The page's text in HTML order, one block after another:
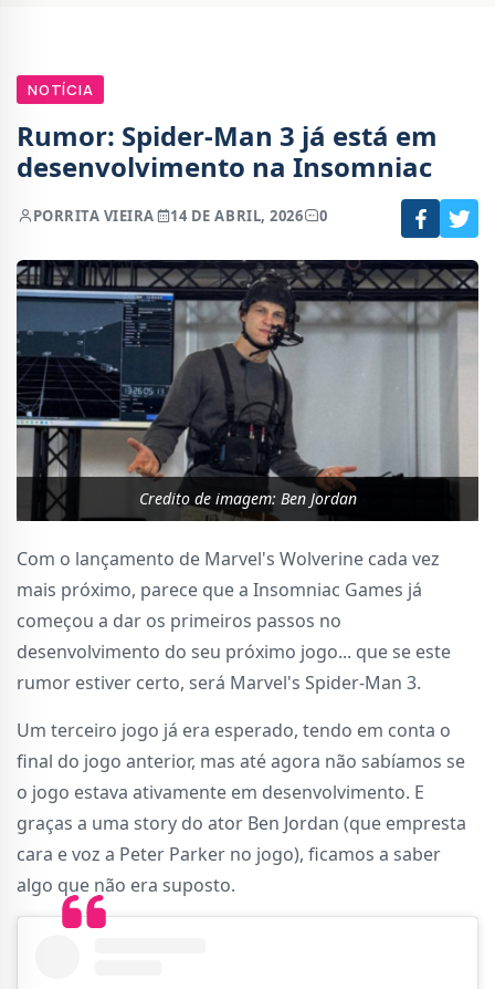
NOTÍCIA
Rumor: Spider-Man 3 já está em
desenvolvimento na Insomniac
PORRITA VIEIRA 14 DE ABRIL, 2026 0
Credito de imagem: Ben Jordan
Com o lançamento de Marvel's Wolverine cada vez
mais próximo, parece que a Insomniac Games já
começou a dar os primeiros passos no
desenvolvimento do seu próximo jogo... que se este
rumor estiver certo, será Marvel's Spider-Man 3.
Um terceiro jogo já era esperado, tendo em conta o
final do jogo anterior, mas até agora não sabíamos se
o jogo estava ativamente em desenvolvimento. E
graças a uma story do ator Ben Jordan (que empresta
cara e voz a Peter Parker no jogo), ficamos a saber
algo que não era suposto.